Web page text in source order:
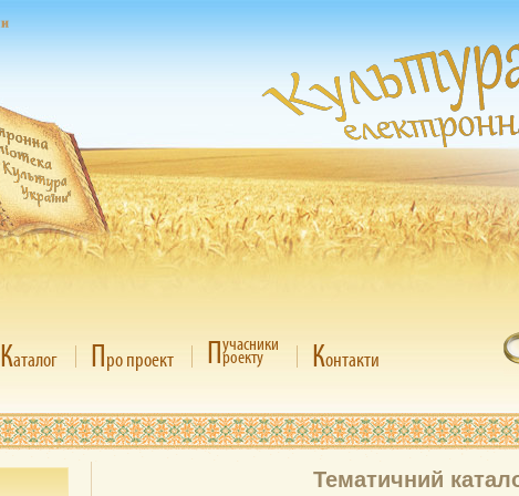
Каталог Про проект Пучасники
роекту Контакти
Тематичний